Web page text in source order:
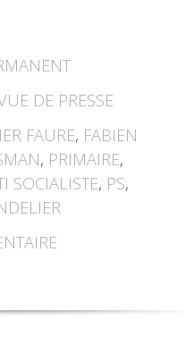
DE PRESSE
FAURE, FABIEN
, PRIMAIRE,
SOCIALISTE, PS,